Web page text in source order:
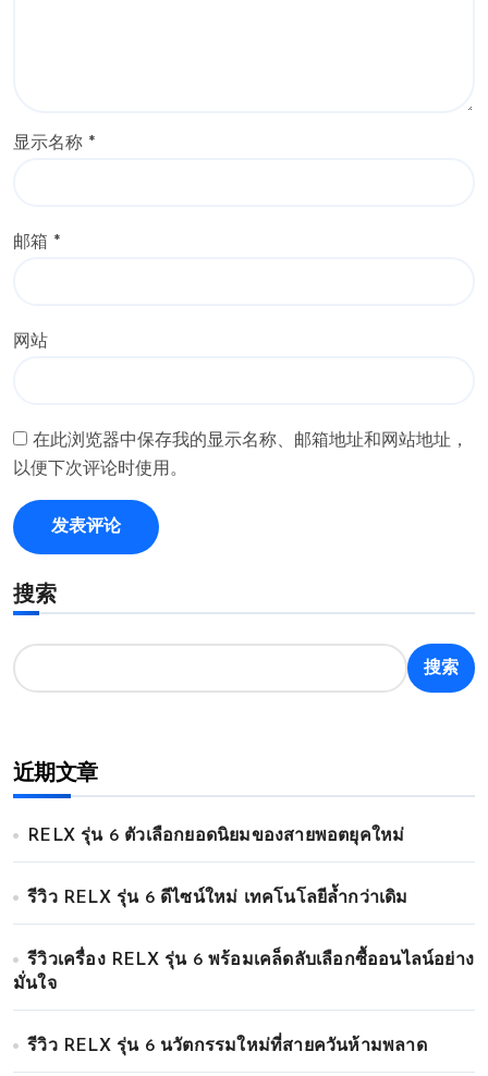
显示名称 *
邮箱 *
网站
在此浏览器中保存我的显示名称、邮箱地址和网站地址，
以便下次评论时使用。
搜索
搜索
近期文章
RELX รุ่น 6 ตัวเลือกยอดนิยมของสายพอตยุคใหม่
รีวิว RELX รุ่น 6 ดีไซน์ใหม่ เทคโนโลยีล้ำกว่าเดิม
รีวิวเครื่อง RELX รุ่น 6 พร้อมเคล็ดลับเลือกซื้ออนไลน์อย่าง
มั่นใจ
รีวิว RELX รุ่น 6 นวัตกรรมใหม่ที่สายควันห้ามพลาด